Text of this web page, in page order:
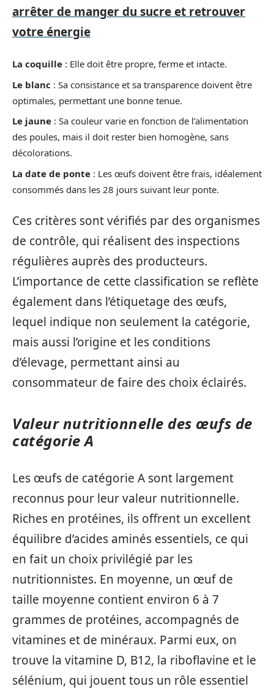
arrêter de manger du sucre et retrouver
votre énergie
La coquille : Elle doit être propre, ferme et intacte.
Le blanc : Sa consistance et sa transparence doivent être
optimales, permettant une bonne tenue.
Le jaune : Sa couleur varie en fonction de l’alimentation
des poules, mais il doit rester bien homogène, sans
décolorations.
La date de ponte : Les œufs doivent être frais, idéalement
consommés dans les 28 jours suivant leur ponte.
Ces critères sont vérifiés par des organismes
de contrôle, qui réalisent des inspections
régulières auprès des producteurs.
L’importance de cette classification se reflète
également dans l’étiquetage des œufs,
lequel indique non seulement la catégorie,
mais aussi l’origine et les conditions
d’élevage, permettant ainsi au
consommateur de faire des choix éclairés.
Valeur nutritionnelle des œufs de
catégorie A
Les œufs de catégorie A sont largement
reconnus pour leur valeur nutritionnelle.
Riches en protéines, ils offrent un excellent
équilibre d’acides aminés essentiels, ce qui
en fait un choix privilégié par les
nutritionnistes. En moyenne, un œuf de
taille moyenne contient environ 6 à 7
grammes de protéines, accompagnés de
vitamines et de minéraux. Parmi eux, on
trouve la vitamine D, B12, la riboflavine et le
sélénium, qui jouent tous un rôle essentiel